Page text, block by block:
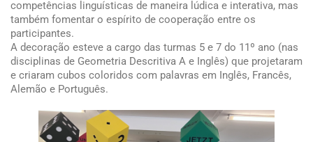
competências linguísticas de maneira lúdica e interativa, mas
também fomentar o espírito de cooperação entre os
participantes.
A decoração esteve a cargo das turmas 5 e 7 do 11º ano (nas
disciplinas de Geometria Descritiva A e Inglês) que projetaram
e criaram cubos coloridos com palavras em Inglês, Francês,
Alemão e Português.